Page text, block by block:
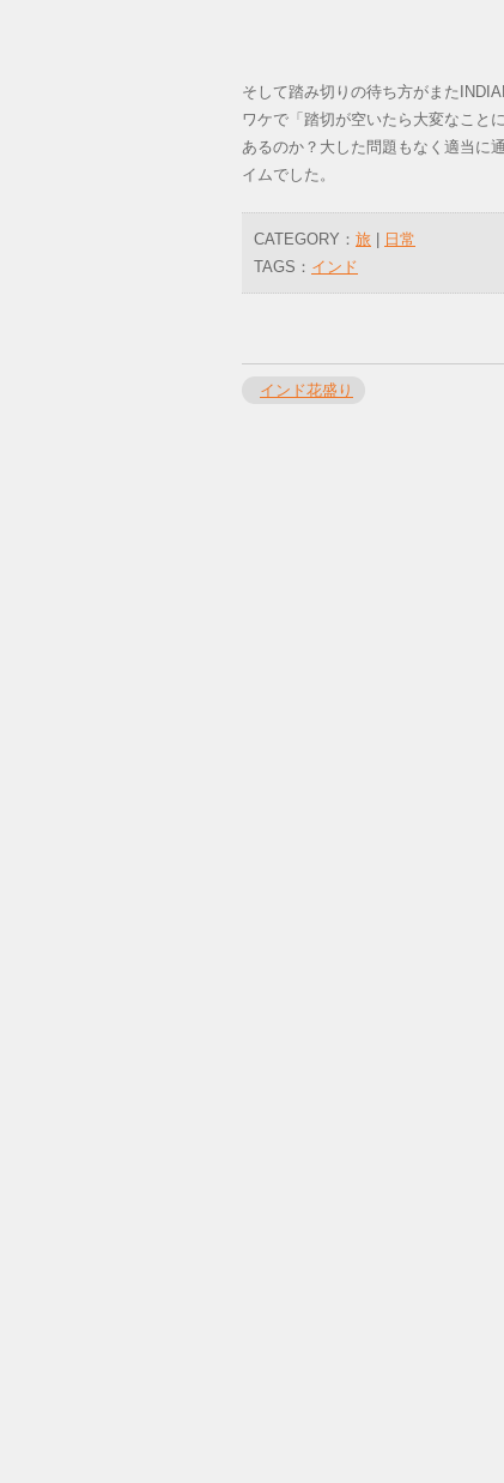
そして踏み切りの待ち方がまた
ワケで「踏切が空いたら大変なこと
あるのか？大した問題もなく適当に
イムでした。
CATEGORY： 旅
日常
TAGS： インド
インド花盛り